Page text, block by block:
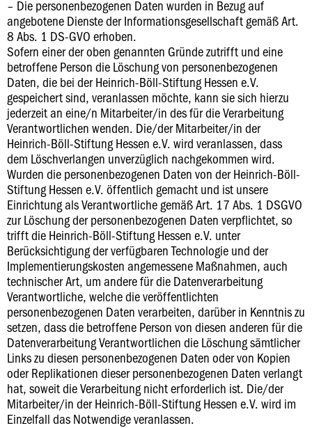
– Die personenbezogenen Daten wurden in Bezug auf
angebotene Dienste der Informationsgesellschaft gemäß Art.
8 Abs. 1 DS-GVO erhoben.
Sofern einer der oben genannten Gründe zutrifft und eine
betroffene Person die Löschung von personenbezogenen
Daten, die bei der Heinrich-Böll-Stiftung Hessen e.V.
gespeichert sind, veranlassen möchte, kann sie sich hierzu
jederzeit an eine/n Mitarbeiter/in des für die Verarbeitung
Verantwortlichen wenden. Die/der Mitarbeiter/in der
Heinrich-Böll-Stiftung Hessen e.V. wird veranlassen, dass
dem Löschverlangen unverzüglich nachgekommen wird.
Wurden die personenbezogenen Daten von der Heinrich-Böll-
Stiftung Hessen e.V. öffentlich gemacht und ist unsere
Einrichtung als Verantwortliche gemäß Art. 17 Abs. 1 DSGVO
zur Löschung der personenbezogenen Daten verpflichtet, so
trifft die Heinrich-Böll-Stiftung Hessen e.V. unter
Berücksichtigung der verfügbaren Technologie und der
Implementierungskosten angemessene Maßnahmen, auch
technischer Art, um andere für die Datenverarbeitung
Verantwortliche, welche die veröffentlichten
personenbezogenen Daten verarbeiten, darüber in Kenntnis zu
setzen, dass die betroffene Person von diesen anderen für die
Datenverarbeitung Verantwortlichen die Löschung sämtlicher
Links zu diesen personenbezogenen Daten oder von Kopien
oder Replikationen dieser personenbezogenen Daten verlangt
hat, soweit die Verarbeitung nicht erforderlich ist. Die/der
Mitarbeiter/in der Heinrich-Böll-Stiftung Hessen e.V. wird im
Einzelfall das Notwendige veranlassen.